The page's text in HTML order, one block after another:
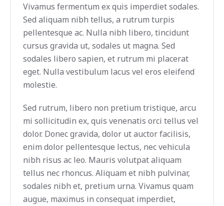
Vivamus fermentum ex quis imperdiet sodales.
Sed aliquam nibh tellus, a rutrum turpis
pellentesque ac. Nulla nibh libero, tincidunt
cursus gravida ut, sodales ut magna. Sed
sodales libero sapien, et rutrum mi placerat
eget. Nulla vestibulum lacus vel eros eleifend
molestie.
Sed rutrum, libero non pretium tristique, arcu
mi sollicitudin ex, quis venenatis orci tellus vel
dolor. Donec gravida, dolor ut auctor facilisis,
enim dolor pellentesque lectus, nec vehicula
nibh risus ac leo. Mauris volutpat aliquam
tellus nec rhoncus. Aliquam et nibh pulvinar,
sodales nibh et, pretium urna. Vivamus quam
augue, maximus in consequat imperdiet,